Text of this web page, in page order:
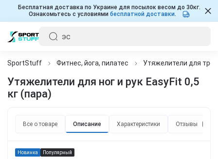
Бесплатная доставка по Украине для посылок весом до 30кг.
Ознакомьтесь с условиями бесплатной доставки.
SportStuff Фитнес, йога, пилатес Утяжелители для
Утяжелители для ног и рук EasyFit 0,5
кг (пара)
Все о товаре Описание Характеристики Отзывы
Новинка Популярный